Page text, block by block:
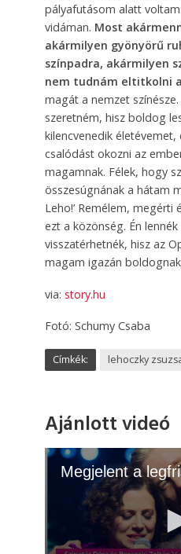
pályafutásom alatt
vidáman. Most
akármilyen gyönyörű
színpadra, akármilyen
nem tudnám eltitkolni
magát a nemzet
szeretném, hisz boldog
kilencvenedik életévemet,
csalódást okozni az
magamnak. Félek, hogy
összesúgnának a hátam
Leho!’ Remélem,
ezt a közönség. Én
visszatérhetnék, hisz az
magam igazán
via: story.hu
Fotó: Schumy Csaba
Címkék: lehoczky
Ajánlott videó